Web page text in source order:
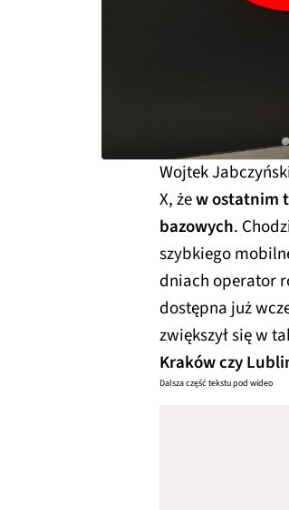
Wojtek
X, żew ostatnim
bazowych.
szybkiego
dniach operator
dostępna już
zwiększył się w
Kraków czy
Dalsza część tekstu pod wideo